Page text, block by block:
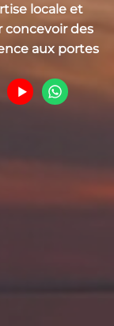
locale et
des
aux portes